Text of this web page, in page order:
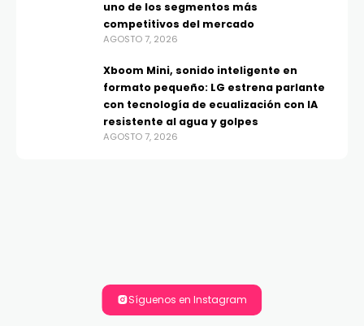
uno de los segmentos más
competitivos del mercado
AGOSTO 7, 2026
Xboom Mini, sonido inteligente en
formato pequeño: LG estrena parlante
con tecnología de ecualización con IA
resistente al agua y golpes
AGOSTO 7, 2026
Síguenos en Instagram